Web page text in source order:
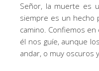
Señor, la muerte es
siempre es un hecho
camino. Confiemos
él nos guíe, aunque
andar, o muy oscuros